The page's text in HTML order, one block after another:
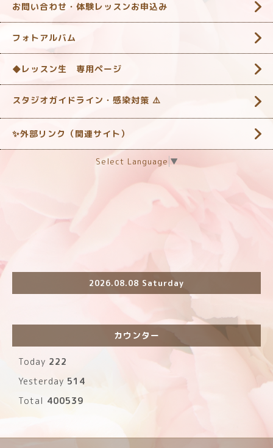
お問い合わせ・体験レッスンお申込み
フォトアルバム
◆レッスン生 専用ページ
スタジオガイドライン・感染対策 ‎⚠️
✨外部リンク（関連サイト）
Select Language ▼
2026.08.08 Saturday
カウンター
Today 222
Yesterday 514
Total 400539